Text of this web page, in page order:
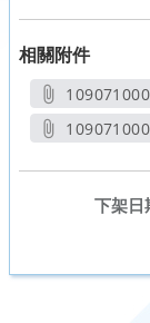
相關附件
下架日